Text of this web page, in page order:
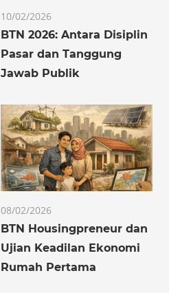
10/02/2026
BTN 2026: Antara Disiplin
Pasar dan Tanggung
Jawab Publik
08/02/2026
BTN Housingpreneur dan
Ujian Keadilan Ekonomi
Rumah Pertama